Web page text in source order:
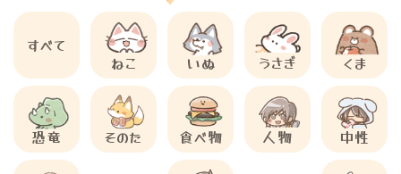
すべて
ねこ
いぬ うさぎ くま
恐竜 そのた 食べ物 人物 中性